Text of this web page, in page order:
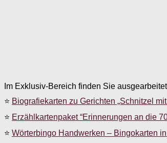
Im Exklusiv-Bereich finden Sie
⭐ Biografiekarten zu Gerichten „Schnitzel
⭐ Erzählkartenpaket “Erinnerungen an die
⭐ Wörterbingo Handwerken – Bingokarten